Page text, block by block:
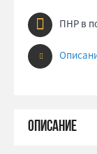
ПНР в